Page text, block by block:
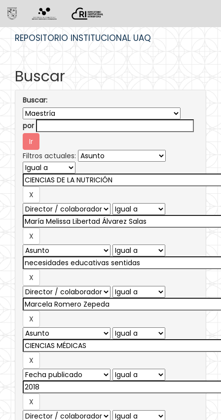
REPOSITORIO INSTITUCIONAL UAQ
Buscar
Buscar:
por
Filtros actuales: